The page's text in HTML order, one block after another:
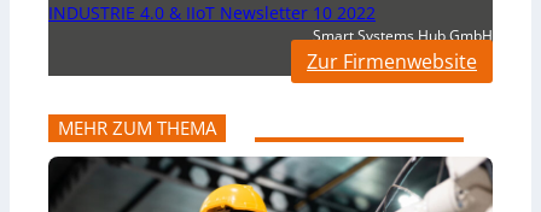
INDUSTRIE 4.0 & IIoT Newsletter 10 2022
Smart Systems Hub GmbH
Zur Firmenwebsite
MEHR ZUM THEMA